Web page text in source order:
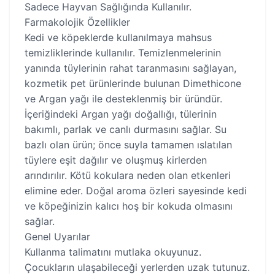
Sadece Hayvan Sağlığında Kullanılır.
Farmakolojik Özellikler
Kedi ve köpeklerde kullanılmaya mahsus
temizliklerinde kullanılır. Temizlenmelerinin
yanında tüylerinin rahat taranmasını sağlayan,
kozmetik pet ürünlerinde bulunan Dimethicone
ve Argan yağı ile desteklenmiş bir üründür.
İçeriğindeki Argan yağı doğallığı, tülerinin
bakımlı, parlak ve canlı durmasını sağlar. Su
bazlı olan ürün; önce suyla tamamen ıslatılan
tüylere eşit dağılır ve oluşmuş kirlerden
arındırılır. Kötü kokulara neden olan etkenleri
elimine eder. Doğal aroma özleri sayesinde kedi
ve köpeğinizin kalıcı hoş bir kokuda olmasını
sağlar.
Genel Uyarılar
Kullanma talimatını mutlaka okuyunuz.
Çocukların ulaşabileceği yerlerden uzak tutunuz.